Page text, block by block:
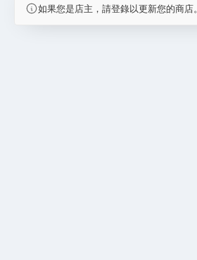
如果您是店主，請登錄以更新您的商店。